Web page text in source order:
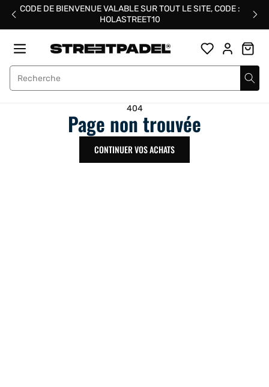
PasserCODE DE BIENVENUE VALABLE SUR TOUT LE SITE, CODE :
HOLASTREET10
Street Padel
404
Page non trouvée
CONTINUER VOS ACHATS